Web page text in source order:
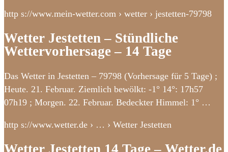
http s://www.mein-wetter.com › wetter › jestetten-79798
Wetter Jestetten – Stündliche
Wettervorhersage – 14 Tage
Das Wetter in Jestetten – 79798 (Vorhersage für 5 Tage) ;
Heute. 21. Februar. Ziemlich bewölkt: -1° 14°: 17h57
07h19 ; Morgen. 22. Februar. Bedeckter Himmel: 1° …
http s://www.wetter.de › … › Wetter Jestetten